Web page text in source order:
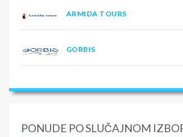
ARMIDA TOURS
GORBIS
PONUDE PO SLUČAJNOM